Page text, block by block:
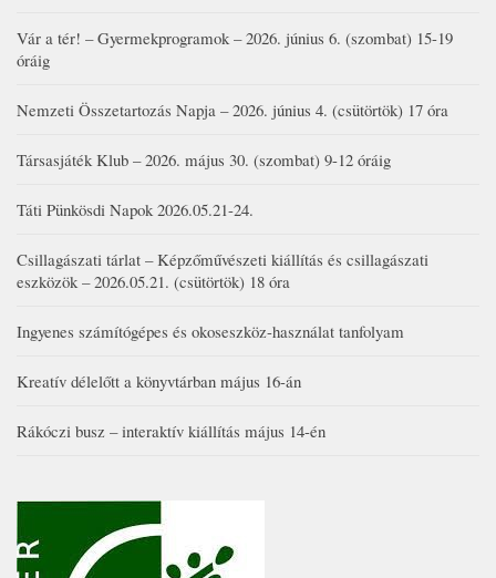
Vár a tér! – Gyermekprogramok – 2026. június 6. (szombat) 15-19
óráig
Nemzeti Összetartozás Napja – 2026. június 4. (csütörtök) 17 óra
Társasjáték Klub – 2026. május 30. (szombat) 9-12 óráig
Táti Pünkösdi Napok 2026.05.21-24.
Csillagászati tárlat – Képzőművészeti kiállítás és csillagászati
eszközök – 2026.05.21. (csütörtök) 18 óra
Ingyenes számítógépes és okoseszköz-használat tanfolyam
Kreatív délelőtt a könyvtárban május 16-án
Rákóczi busz – interaktív kiállítás május 14-én